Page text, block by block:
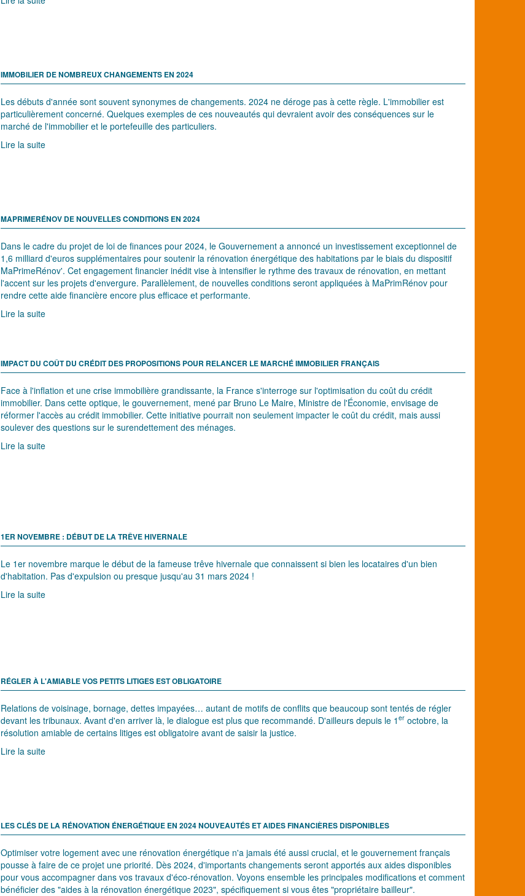
IMMOBILIER DE NOMBREUX CHANGEMENTS EN 2024
Les débuts d'année sont souvent synonymes de changements. 2024 ne déroge pas à cette règle. L'immobilier est
particulièrement concerné. Quelques exemples de ces nouveautés qui devraient avoir des conséquences sur le
marché de l'immobilier et le portefeuille des particuliers.
Lire la suite
MAPRIMERÉNOV DE NOUVELLES CONDITIONS EN 2024
Dans le cadre du projet de loi de finances pour 2024, le Gouvernement a annoncé un investissement exceptionnel de
1,6 milliard d'euros supplémentaires pour soutenir la rénovation énergétique des habitations par le biais du dispositif
MaPrimeRénov'. Cet engagement financier inédit vise à intensifier le rythme des travaux de rénovation, en mettant
l'accent sur les projets d'envergure. Parallèlement, de nouvelles conditions seront appliquées à MaPrimRénov pour
rendre cette aide financière encore plus efficace et performante.
Lire la suite
IMPACT DU COÛT DU CRÉDIT DES PROPOSITIONS POUR RELANCER LE MARCHÉ IMMOBILIER FRANÇAIS
Face à l'inflation et une crise immobilière grandissante, la France s'interroge sur l'optimisation du coût du crédit
immobilier. Dans cette optique, le gouvernement, mené par Bruno Le Maire, Ministre de l'Économie, envisage de
réformer l'accès au crédit immobilier. Cette initiative pourrait non seulement impacter le coût du crédit, mais aussi
soulever des questions sur le surendettement des ménages.
Lire la suite
1ER NOVEMBRE : DÉBUT DE LA TRÊVE HIVERNALE
Le 1er novembre marque le début de la fameuse trêve hivernale que connaissent si bien les locataires d'un bien
d'habitation. Pas d'expulsion ou presque jusqu'au 31 mars 2024 !
Lire la suite
RÉGLER À L'AMIABLE VOS PETITS LITIGES EST OBLIGATOIRE
Relations de voisinage, bornage, dettes impayées… autant de motifs de conflits que beaucoup sont tentés de régler
devant les tribunaux. Avant d'en arriver là, le dialogue est plus que recommandé. D'ailleurs depuis le 1er octobre, la
résolution amiable de certains litiges est obligatoire avant de saisir la justice.
Lire la suite
LES CLÉS DE LA RÉNOVATION ÉNERGÉTIQUE EN 2024 NOUVEAUTÉS ET AIDES FINANCIÈRES DISPONIBLES
Optimiser votre logement avec une rénovation énergétique n'a jamais été aussi crucial, et le gouvernement français
pousse à faire de ce projet une priorité. Dès 2024, d'importants changements seront apportés aux aides disponibles
pour vous accompagner dans vos travaux d'éco-rénovation. Voyons ensemble les principales modifications et comment
bénéficier des "aides à la rénovation énergétique 2023", spécifiquement si vous êtes "propriétaire bailleur".